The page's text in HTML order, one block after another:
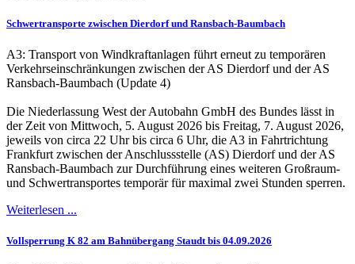
Schwertransporte zwischen Dierdorf und Ransbach-Baumbach
A3: Transport von Windkraftanlagen führt erneut zu temporären
Verkehrseinschränkungen zwischen der AS Dierdorf und der AS
Ransbach-Baumbach (Update 4)
Die Niederlassung West der Autobahn GmbH des Bundes lässt in
der Zeit von Mittwoch, 5. August 2026 bis Freitag, 7. August 2026,
jeweils von circa 22 Uhr bis circa 6 Uhr, die A3 in Fahrtrichtung
Frankfurt zwischen der Anschlussstelle (AS) Dierdorf und der AS
Ransbach-Baumbach zur Durchführung eines weiteren Großraum-
und Schwertransportes temporär für maximal zwei Stunden sperren.
Weiterlesen ...
Vollsperrung K 82 am Bahnübergang Staudt bis 04.09.2026